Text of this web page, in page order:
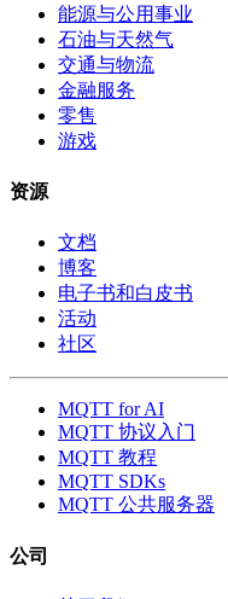
能源与公用事业
石油与天然气
交通与物流
金融服务
零售
游戏
资源
文档
博客
电子书和白皮书
活动
社区
MQTT for AI
MQTT 协议入门
MQTT 教程
MQTT SDKs
MQTT 公共服务器
公司